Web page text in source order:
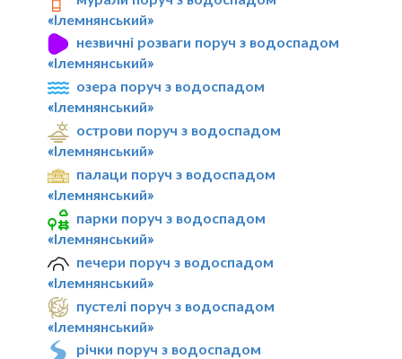
«Ілемнянський»
незвичні розваги поруч з водоспадом
«Ілемнянський»
озера поруч з водоспадом
«Ілемнянський»
острови поруч з водоспадом
«Ілемнянський»
палаци поруч з водоспадом
«Ілемнянський»
парки поруч з водоспадом
«Ілемнянський»
печери поруч з водоспадом
«Ілемнянський»
пустелі поруч з водоспадом
«Ілемнянський»
річки поруч з водоспадом